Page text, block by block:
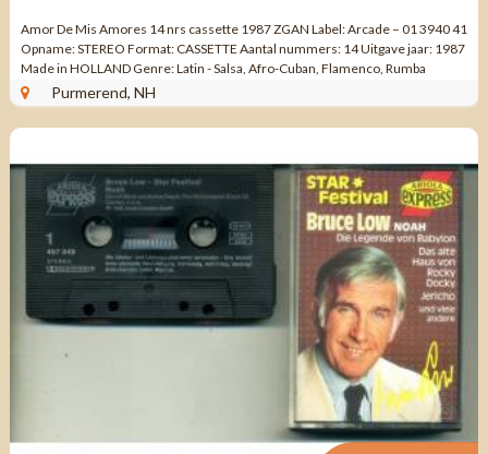
Amor De Mis Amores 14 nrs cassette 1987 ZGAN Label: Arcade – 01 3940 41
Opname: STEREO Format: CASSETTE Aantal nummers: 14 Uitgave jaar: 1987
Made in HOLLAND Genre: Latin - Salsa, Afro-Cuban, Flamenco, Rumba
Kwaliteit: ZO ...
Purmerend, NH